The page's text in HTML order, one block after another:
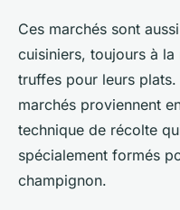
Ces marchés sont
cuisiniers, toujours à
truffes pour leurs
marchés proviennent
technique de récolte
spécialement formés
champignon.